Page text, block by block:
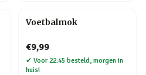
Voetbalmok
€9,99
✔ Voor 22:45 besteld, morgen in
huis!